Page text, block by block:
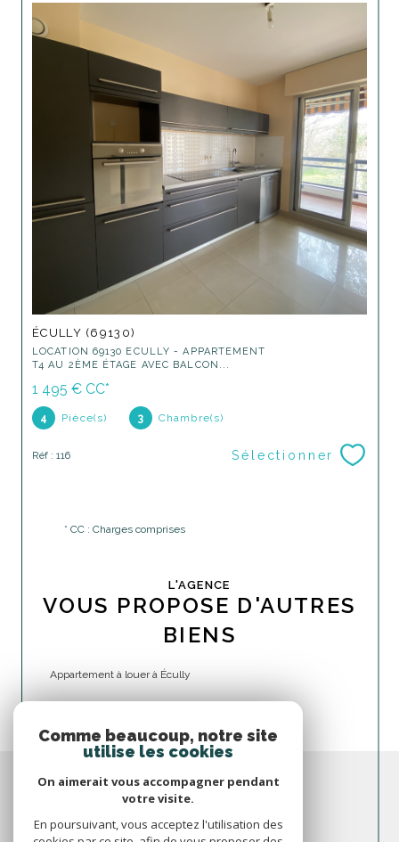
ÉCULLY (69130)
LOCATION 69130 ECULLY - APPARTEMENT
T4 AU 2ÈME ÉTAGE AVEC BALCON...
1 495 € CC*
4 Pièce(s) 3 Chambre(s)
Réf : 116 Sélectionner
* CC : Charges comprises
L'AGENCE
VOUS PROPOSE D'AUTRES
BIENS
Appartement à louer à Écully
Comme beaucoup, notre site
utilise les cookies
On aimerait vous accompagner pendant
votre visite.
En poursuivant, vous acceptez l'utilisation des